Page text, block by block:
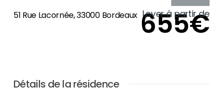
51 Rue Lacornée, 33000 Bordeaux 655€
Loyer à partir de
Détails de la résidence